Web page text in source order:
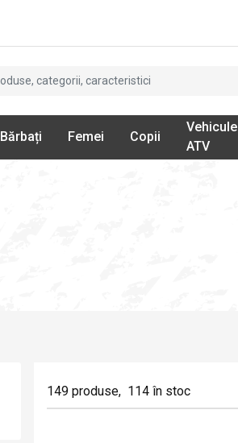
Bărbați Femei Copii
Vehicule
ATV
149 produse, 114 în stoc